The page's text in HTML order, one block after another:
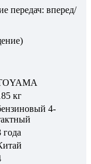
передач: вперед/
кг
4-
года